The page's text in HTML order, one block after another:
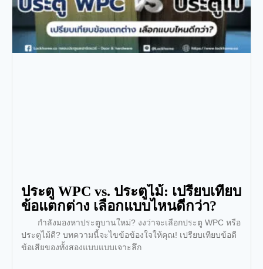
ประตู WPC vs. ประตูไม้: เปรียบเทียบ
ข้อแตกต่าง เลือกแบบไหนดีกว่า?
กำลังมองหาประตูบานใหม่? งงว่าจะเลือกประตู WPC หรือ
ประตูไม้ดี? บทความนี้จะไขข้อข้องใจให้คุณ! เปรียบเทียบข้อดี
ข้อเสียของทั้งสองแบบแบบเจาะลึก